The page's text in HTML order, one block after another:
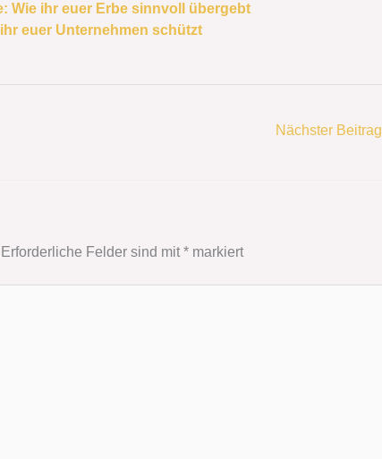
Wie ihr euer Erbe sinnvoll übergebt
euer Unternehmen schützt
Nächster Beitrag
Erforderliche Felder sind mit * markiert